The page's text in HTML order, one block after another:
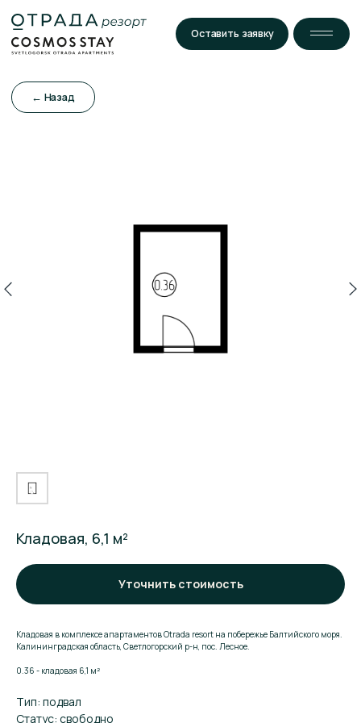
Оставить заявку
Кладовая, 6,1 м²
Уточнить стоимость
Кладовая в комплексе апартаментов Otrada resort на побережье Балтийского моря.
Калининградская область, Светлогорский р-н, пос. Лесное.
0.36 - кладовая 6,1 м²
Тип: подвал
Статус: свободно